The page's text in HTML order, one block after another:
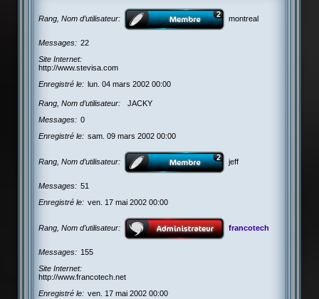
Rang, Nom d’utilisateur montreal
Messages
22
Site Internet
http://www.stevisa.com
Enregistré le
lun. 04 mars 2002 00:00
Rang, Nom d’utilisateur
JACKY
Messages
0
Enregistré le
sam. 09 mars 2002 00:00
Rang, Nom d’utilisateur jeff
Messages
51
Enregistré le
ven. 17 mai 2002 00:00
Rang, Nom d’utilisateur francotech
Messages
155
Site Internet
http://www.francotech.net
Enregistré le
ven. 17 mai 2002 00:00